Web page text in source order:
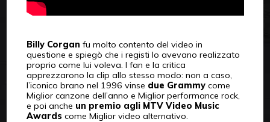
Billy Corgan fu molto contento del video in
questione e spiegò che i registi lo avevano realizzato
proprio come lui voleva. I fan e la critica
apprezzarono la clip allo stesso modo: non a caso,
l’iconico brano nel 1996 vinse due Grammycome
Miglior canzone dell’anno e Miglior performance rock,
e poi anche un premio agli MTV Video Music
Awardscome Miglior video alternativo.